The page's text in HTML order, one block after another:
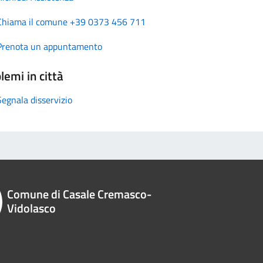
il comune +39 0373 456 711
un appuntamento
in città
disservizio
Comune di Casale Cremasco-
Vidolasco